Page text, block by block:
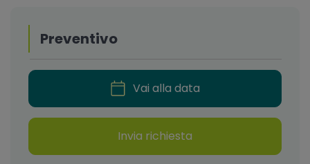
Preventivo
Vai alla data
Invia richiesta